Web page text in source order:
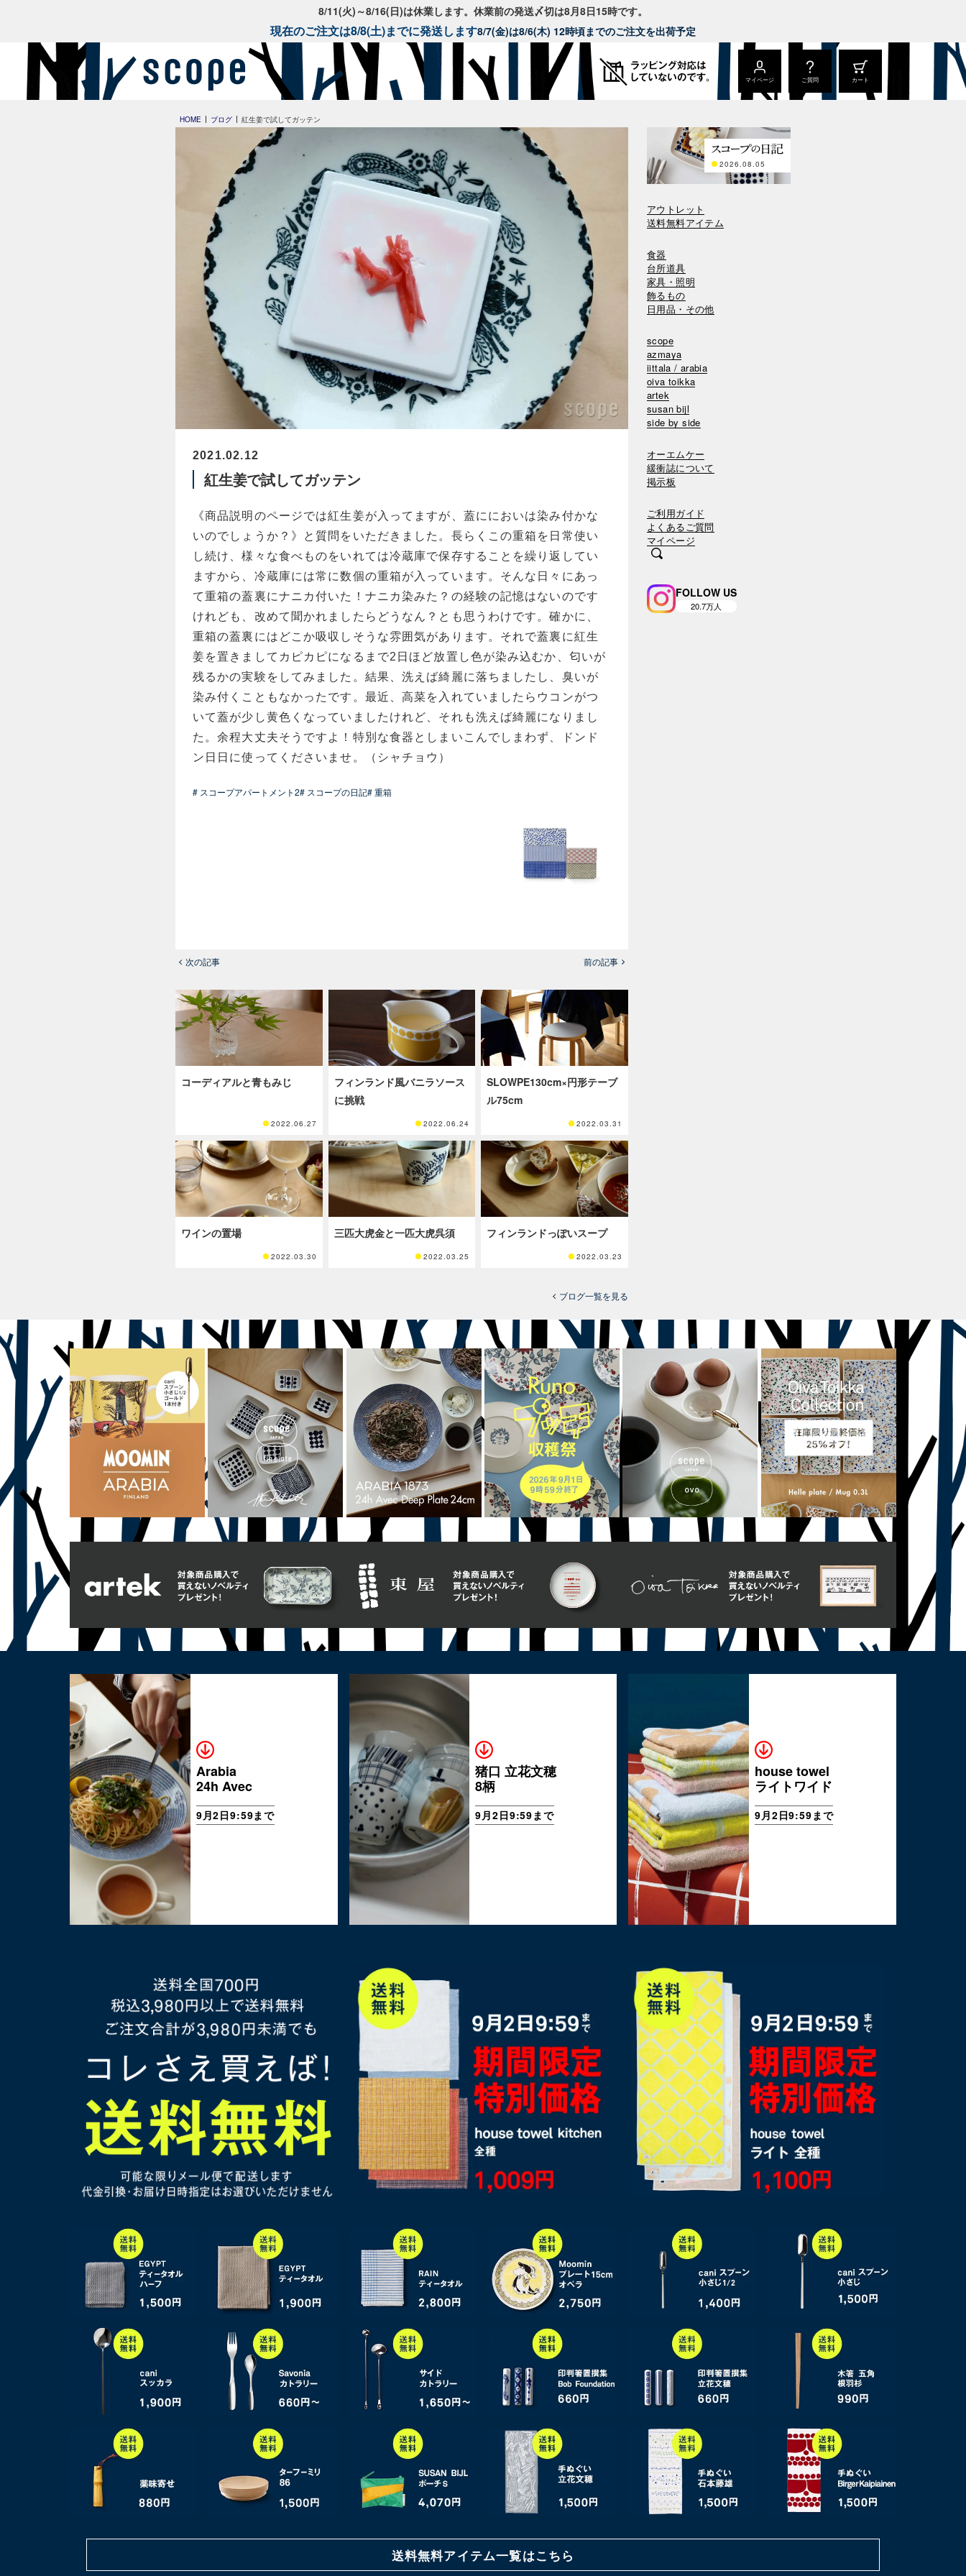
8/11(火)～8/16(日)は休業します。休業前の発送〆切は8月8日15時です。
現在のご注文は8/8(土)までに発送します8/7(金)は8/6(木) 12時頃までのご注文を出荷予定
マイページ ご質問 カート
HOME ブログ 紅生姜で試してガッテン
2021.02.12
紅生姜で試してガッテン
《商品説明のページでは紅生姜が入ってますが、蓋ににおいは染み付かな
いのでしょうか？》と質問をいただきました。長らくこの重箱を日常使い
し続け、様々な食べものをいれては冷蔵庫で保存することを繰り返してい
ますから、冷蔵庫には常に数個の重箱が入っています。 そんな日々にあっ
て重箱の蓋裏にナニカ付いた！ナニカ染みた？の経験の記憶はないのです
けれども、改めて聞かれましたらどうなん？とも思うわけです。確かに、
重箱の蓋裏にはどこか吸収しそうな雰囲気があります。それで蓋裏に紅生
姜を置きましてカピカピになるまで2日ほど放置し色が染み込むか、匂いが
残るかの実験をしてみました。結果、洗えば綺麗に落ちましたし、臭いが
染み付くこともなかったです。最近、高菜を入れていましたらウコンがつ
いて蓋が少し黄色くなっていましたけれど、それも洗えば綺麗になりまし
た。余程大丈夫そうですよ！特別な食器としまいこんでしまわず、ドンド
ン日日に使ってくださいませ。（シャチョウ）
# スコープアパートメント2# スコープの日記# 重箱
次の記事 前の記事
コーディアルと青もみじ
2022.06.27
フィンランド風バニラソース
に挑戦
2022.06.24
SLOWPE130cm×円形テーブ
ル75cm
2022.03.31
ワインの置場
2022.03.30
三匹大虎金と一匹大虎呉須
2022.03.25
フィンランドっぽいスープ
2022.03.23
ブログ一覧を見る
2026.08.05
アウトレット
送料無料アイテム
食器
台所道具
家具・照明
飾るもの
日用品・その他
scope
azmaya
iittala / arabia
oiva toikka
artek
susan bijl
side by side
オーエムケー
緩衝誌について
掲示板
ご利用ガイド
よくあるご質問
マイページ
FOLLOW US
Arabia
24h Avec
9月2日9:59まで
猪口 立花文穂
8柄
9月2日9:59まで
house towel
ライトワイド
9月2日9:59まで
送料無料アイテム一覧はこちら